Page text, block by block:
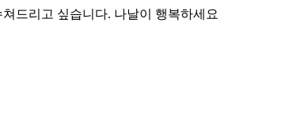
드리고 싶습니다. 나날이 행복하세요